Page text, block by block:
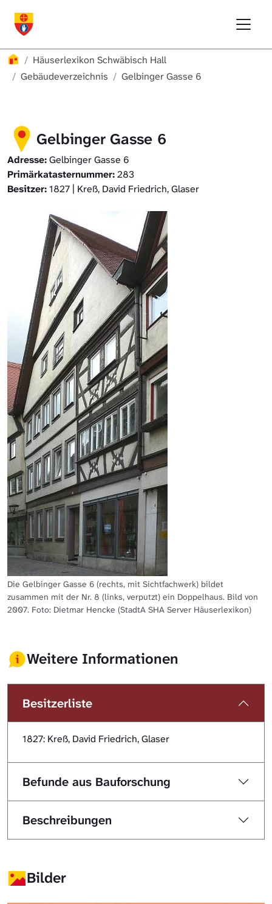
Häuserlexikon
Häuserlexikon Schwäbisch Hall
Gebäudeverzeichnis
Gelbinger Gasse 6
Gelbinger Gasse 6
Adresse:Gelbinger Gasse 6
Primärkatasternummer:283
Besitzer:1827 | Kreß, David Friedrich, Glaser
Die Gelbinger Gasse 6 (rechts, mit Sichtfachwerk) bildet
zusammen mit der Nr. 8 (links, verputzt) ein Doppelhaus. Bild von
2007. Foto: Dietmar Hencke (StadtA SHA Server Häuserlexikon)
Weitere Informationen
Besitzerliste
1827: Kreß, David Friedrich, Glaser
Befunde aus Bauforschung
Beschreibungen
Bilder
Häuserlexikon Steinbach
Digitale Nachschlagewerke